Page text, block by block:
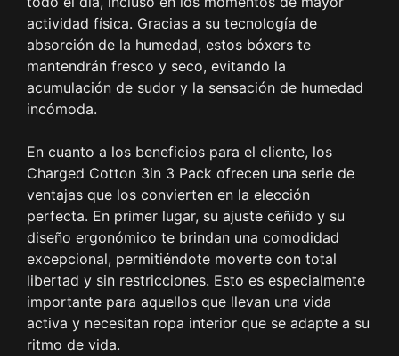
actividad física. Gracias a su tecnología de
absorción de la humedad, estos bóxers te
mantendrán fresco y seco, evitando la
acumulación de sudor y la sensación de humedad
incómoda.
En cuanto a los beneficios para el cliente, los
Charged Cotton 3in 3 Pack ofrecen una serie de
ventajas que los convierten en la elección
perfecta. En primer lugar, su ajuste ceñido y su
diseño ergonómico te brindan una comodidad
excepcional, permitiéndote moverte con total
libertad y sin restricciones. Esto es especialmente
importante para aquellos que llevan una vida
activa y necesitan ropa interior que se adapte a su
ritmo de vida.